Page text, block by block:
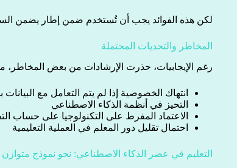
لكن هذه الفوائد يجب أن تُستخدم ضمن إطار يضمن
المخاطر والتحديات المحتملة
رغم الإيجابيات، حذرت الإرشادات من بعض المخاطر،
انتهاك الخصوصية إذا لم يتم التعامل مع
التحيز في أنظمة الذكاء الاصطناعي
الاعتماد المفرط على التكنولوجيا على حساب
احتمال تقليل دور المعلم في العملية التعليمية
التعليم في عصر الذكاء الاصطناعي: نحو نموذج متوازن